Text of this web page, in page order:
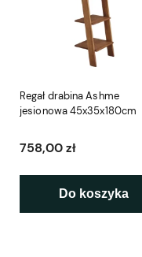
Regał drabina Ashme
jesionowa 45x35x180cm
758,00 zł
Do koszyka